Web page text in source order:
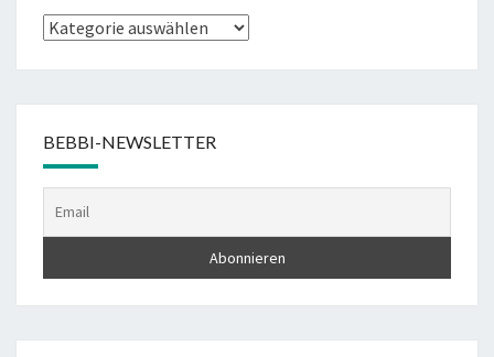
Kategorien
BEBBI-NEWSLETTER